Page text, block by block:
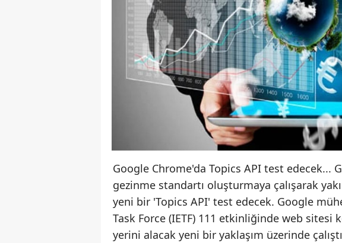
Google Chrome'da Topics API test edecek...
gezinme standartı oluşturmaya çalışarak
yeni bir 'Topics API' test edecek. Google
Task Force (IETF) 111 etkinliğinde web sitesi
yerini alacak yeni bir yaklaşım üzerinde